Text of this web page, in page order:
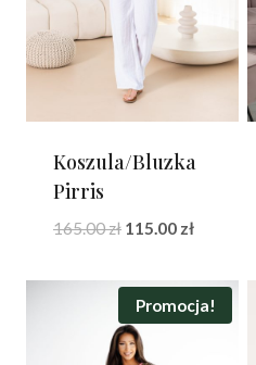
Koszula/Bluzka
Pirris
165.00zł Pierwotna
165.00 zł.
115.00 złAktualna
wynosi:
115.00 zł.
Promocja!